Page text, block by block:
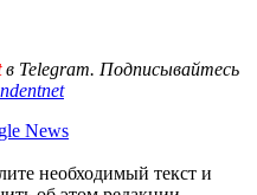
в Telegram. Подписывайтесь
News
необходимый текст и